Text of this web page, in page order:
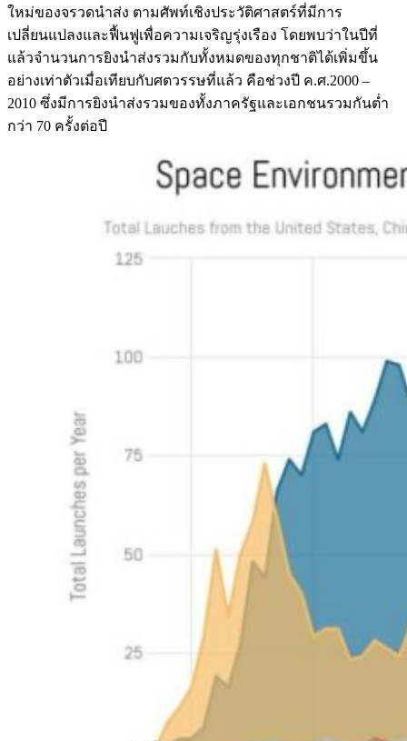
ใหม่ของจรวดนำส่ง ตามศัพท์เชิงประวัติศาสตร์ที่มีการ
เปลี่ยนแปลงและฟื้นฟูเพื่อความเจริญรุ่งเรือง โดยพบว่าในปีที่
แล้วจำนวนการยิงนำส่งรวมกับทั้งหมดของทุกชาติได้เพิ่มขึ้น
อย่างเท่าตัวเมื่อเทียบกับศตวรรษที่แล้ว คือช่วงปี ค.ศ.2000 –
2010 ซึ่งมีการยิงนำส่งรวมของทั้งภาครัฐและเอกชนรวมกันต่ำ
กว่า 70 ครั้งต่อปี